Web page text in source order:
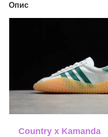
Опис
Country x Kamanda